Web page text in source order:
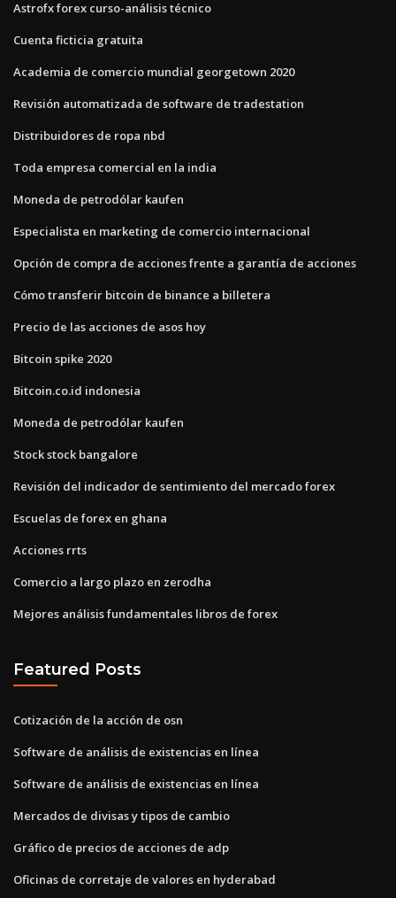
Astrofx forex curso-análisis técnico
Cuenta ficticia gratuita
Academia de comercio mundial georgetown 2020
Revisión automatizada de software de tradestation
Distribuidores de ropa nbd
Toda empresa comercial en la india
Moneda de petrodólar kaufen
Especialista en marketing de comercio internacional
Opción de compra de acciones frente a garantía de acciones
Cómo transferir bitcoin de binance a billetera
Precio de las acciones de asos hoy
Bitcoin spike 2020
Bitcoin.co.id indonesia
Moneda de petrodólar kaufen
Stock stock bangalore
Revisión del indicador de sentimiento del mercado forex
Escuelas de forex en ghana
Acciones rrts
Comercio a largo plazo en zerodha
Mejores análisis fundamentales libros de forex
Featured Posts
Cotización de la acción de osn
Software de análisis de existencias en línea
Software de análisis de existencias en línea
Mercados de divisas y tipos de cambio
Gráfico de precios de acciones de adp
Oficinas de corretaje de valores en hyderabad